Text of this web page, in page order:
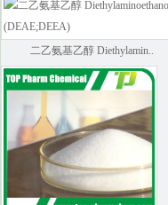
二乙氨基乙醇 Diethylamin..